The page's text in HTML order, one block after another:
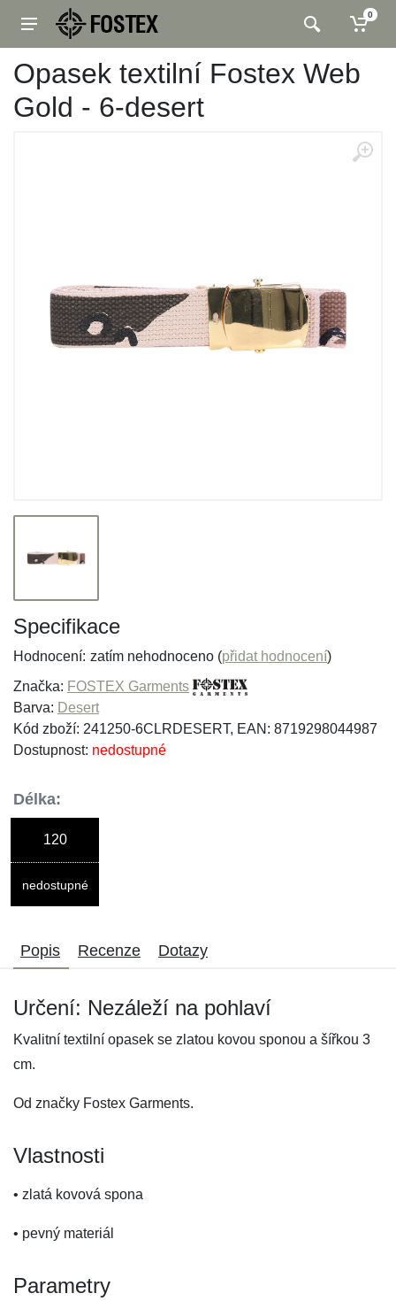
0
Opasek textilní Fostex Web
Gold - 6-desert
Specifikace
Hodnocení: zatím nehodnoceno (přidat hodnocení)
Značka: FOSTEX Garments
Barva: Desert
Kód zboží: 241250-6CLRDESERT, EAN: 8719298044987
Dostupnost: nedostupné
Délka:
120
nedostupné
Popis Recenze Dotazy
Určení: Nezáleží na pohlaví
Kvalitní textilní opasek se zlatou kovou sponou a šířkou 3
cm.
Od značky Fostex Garments.
Vlastnosti
• zlatá kovová spona
• pevný materiál
Parametry